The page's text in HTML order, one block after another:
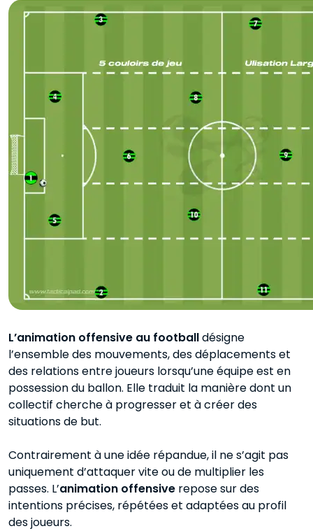
L’animation offensive au footballdésigne
l’ensemble des mouvements, des déplacements et
des relations entre joueurs lorsqu’une équipe est en
possession du ballon. Elle traduit la manière dont un
collectif cherche à progresser et à créer des
situations de but.
Contrairement à une idée répandue, il ne s’agit pas
uniquement d’attaquer vite ou de multiplier les
passes. L’animation offensive repose sur des
intentions précises, répétées et adaptées au profil
des joueurs.